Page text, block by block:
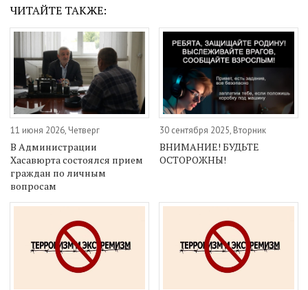
ЧИТАЙТЕ ТАКЖЕ:
11 июня 2026, Четверг
В Администрации
Хасавюрта состоялся прием
граждан по личным
вопросам
30 сентября 2025, Вторник
ВНИМАНИЕ! БУДЬТЕ
ОСТОРОЖНЫ!